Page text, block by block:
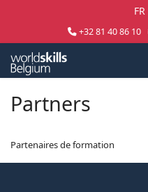
FR
+32 81 40 86 10
Partners
Partenaires de formation